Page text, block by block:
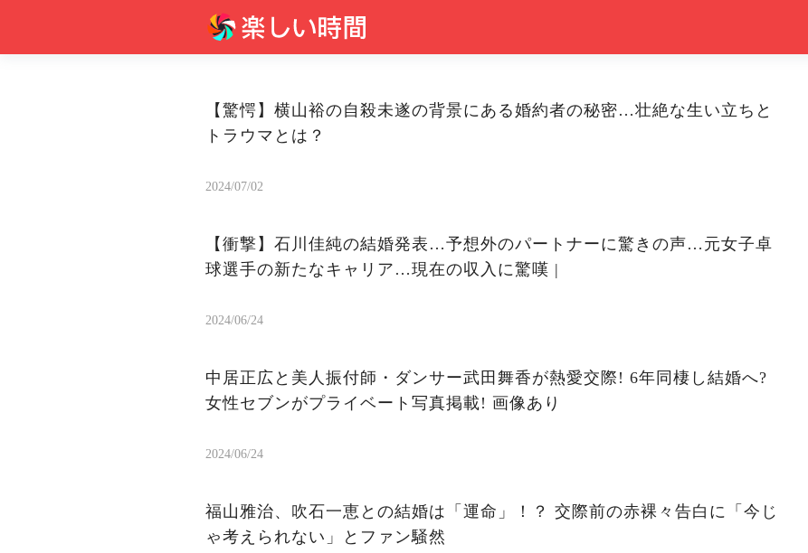
【驚愕】横山裕の自殺未遂の背景にある婚約者の秘密…壮絶な生い立ちと
トラウマとは？
2024/07/02
【衝撃】石川佳純の結婚発表…予想外のパートナーに驚きの声…元女子卓
球選手の新たなキャリア…現在の収入に驚嘆 |
2024/06/24
中居正広と美人振付師・ダンサー武田舞香が熱愛交際! 6年同棲し結婚へ?
女性セブンがプライベート写真掲載! 画像あり
2024/06/24
福山雅治、吹石一恵との結婚は「運命」！？ 交際前の赤裸々告白に「今じ
ゃ考えられない」とファン騒然